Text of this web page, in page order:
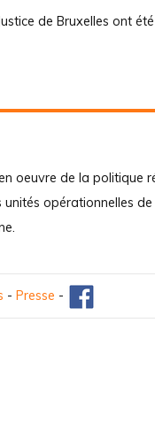
de Bruxelles ont
oeuvre de la politique
opérationnelles de
.
- Presse -